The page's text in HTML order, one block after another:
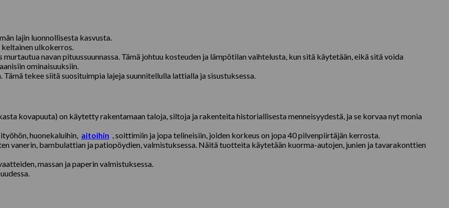
lajin luonnollisesta kasvusta.
ulkokerros.
navan pituussuunnassa. Tämä johtuu kosteuden ja lämpötilan vaihtelusta, kun sitä käytetään, eikä sitä voida
ominaisuuksiin.
tekee siitä suosituimpia lajeja suunnitellulla lattialla ja sisustuksessa.
kovapuuta) on käytetty rakentamaan taloja, siltoja ja rakenteita historiallisesta menneisyydestä, ja se korvaa nyt monia
huonekaluihin, aitoihin
, soittimiin ja jopa telineisiin, joiden korkeus on jopa 40 pilvenpiirtäjän kerrosta.
vanerin, bambulattian ja patiopöydien, valmistuksessa. Näitä tuotteita käytetään kuorma-autojen, junien ja tavarakonttien
massan ja paperin valmistuksessa.